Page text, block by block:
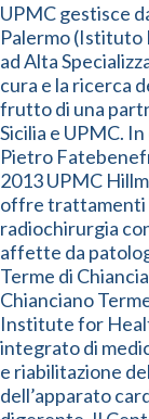
UPMC gestisce
Palermo (Istituto
ad Alta
cura e la ricerca
frutto di una
Sicilia e UPMC.
Pietro
2013 UPMC
offre trattamenti
radiochirurgia
affette da
Terme di
Chianciano
Institute for
integrato di
e riabilitazione
dell’apparato